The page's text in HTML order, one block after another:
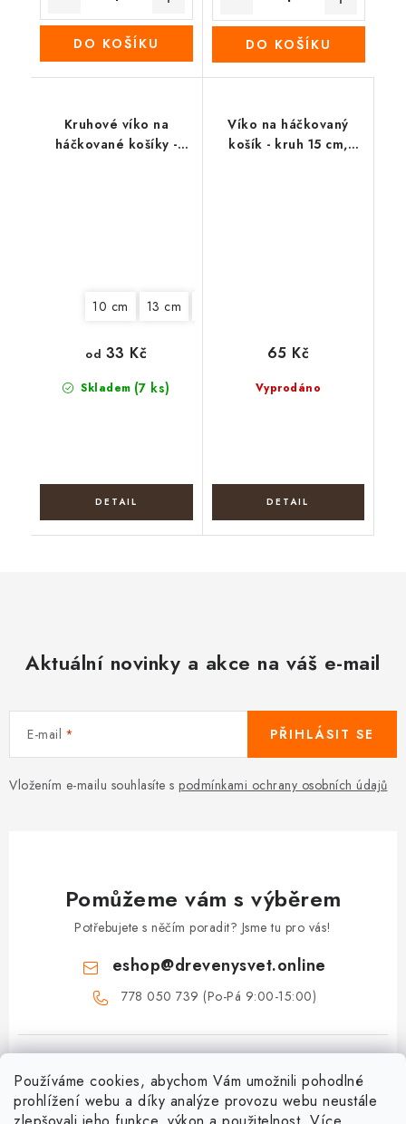
Používáme cookies, abychom Vám umožnili pohodlné
prohlížení webu a díky analýze provozu webu neustále
DO KOŠÍKU DO KOŠÍKU
Kruhové víko na
háčkované košíky -
10 cm 13 cm
Skladem (7 ks)
od 33 Kč
Víko na háčkovaný
košík - kruh 15 cm,
Vyprodáno
65 Kč
Aktuální novinky a akce na váš e-mail
E-mail
Vložením e-mailu souhlasíte s podmínkami ochrany osobních údajů
PŘIHLÁSIT SE
Pomůžeme vám s výběrem
Potřebujete s něčím poradit? Jsme tu pro vás!
eshop@drevenysvet.online
778 050 739 (Po-Pá 9:00-15:00)